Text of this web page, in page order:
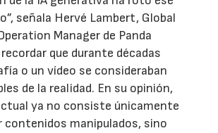
señala Hervé Lambert, Global
Manager de Panda
que durante décadas
o un vídeo se consideraban
de la realidad. En su opinión,
ya no consiste únicamente
contenidos manipulados, sino